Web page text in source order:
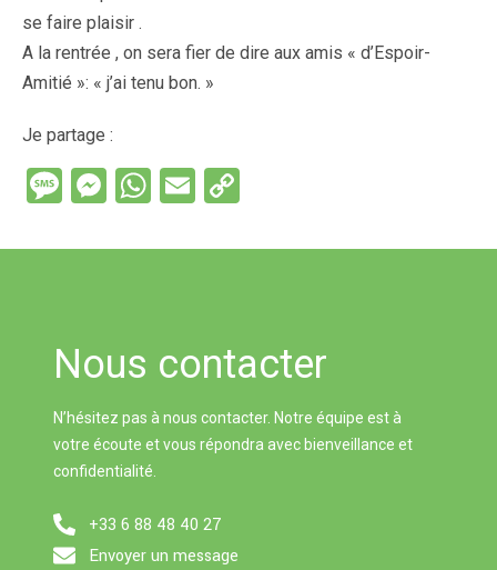
se faire plaisir .
A la rentrée , on sera fier de dire aux amis « d’Espoir-
Amitié »: « j’ai tenu bon. »
Je partage :
M
s
e
M
se
er
W
at
p
E
ail py
k
Nous contacter
N’hésitez pas à nous contacter. Notre équipe est à
votre écoute et vous répondra avec bienveillance et
confidentialité.
+33 6 88 48 40 27
Envoyer un message